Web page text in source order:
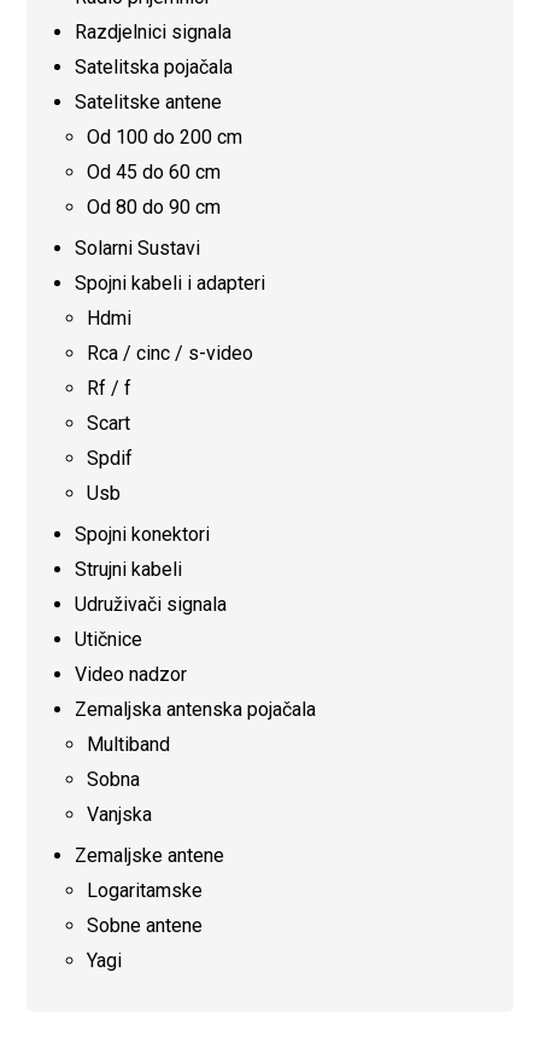
Razdjelnici signala
Satelitska pojačala
Satelitske antene
Od 100 do 200 cm
Od 45 do 60 cm
Od 80 do 90 cm
Solarni Sustavi
Spojni kabeli i adapteri
Hdmi
Rca / cinc / s-video
Rf / f
Scart
Spdif
Usb
Spojni konektori
Strujni kabeli
Udruživači signala
Utičnice
Video nadzor
Zemaljska antenska pojačala
Multiband
Sobna
Vanjska
Zemaljske antene
Logaritamske
Sobne antene
Yagi